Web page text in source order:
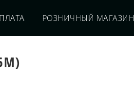
РОЗНИЧНЫЙ МАГАЗИН